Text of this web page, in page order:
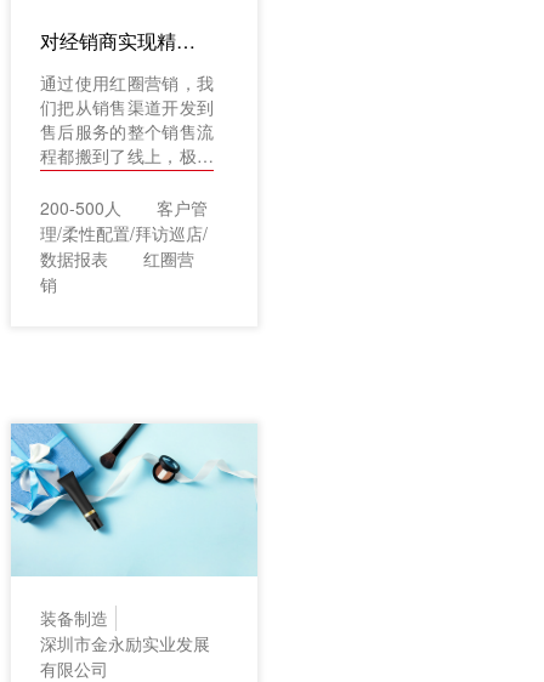
对经销商实现精细化管理 助推销量提升
通过使用红圈营销，我
们把从销售渠道开发到
售后服务的整个销售流
程都搬到了线上，极大
地提高了工作效率，并
实现了对经销商的精细
化管理，助推了销量提
升及终端消费客户的满
意度提升。
200-500人
客户管
理/柔性配置/拜访巡店/
数据报表
红圈营
销
装备制造
深圳市金永励实业发展
有限公司